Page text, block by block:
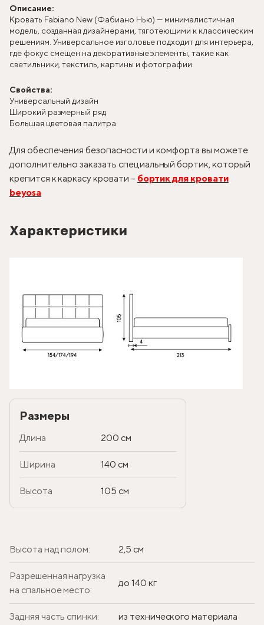
Описание:
Кровать Fabiano New (Фабиано Нью) — минималистичная
модель, созданная дизайнерами, тяготеющими к классическим
решениям. Универсальное изголовье подходит для интерьера,
где фокус смещен на декоративные элементы, такие как
светильники, текстиль, картины и фотографии.
Свойства:
Универсальный дизайн
Широкий размерный ряд
Большая цветовая палитра
Для обеспечения безопасности и комфорта вы можете
дополнительно заказать специальный бортик, который
крепится к каркасу кровати – бортик для кровати
beyosa
Характеристики
Размеры
Длина 200 см
Ширина 140 см
Высота 105 см
Высота над полом: 2,5 см
Разрешенная нагрузка
на спальное место:
до 140 кг
Задняя часть спинки: из технического материала